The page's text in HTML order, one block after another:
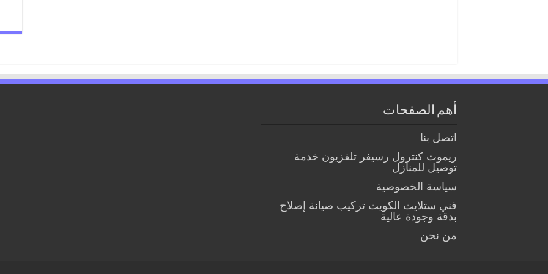
أهم الصفحات
اتصل بنا
ريموت كنترول رسيفر تلفزيون خدمة
توصيل للمنازل
سياسة الخصوصية
فني ستلايت الكويت تركيب صيانة إصلاح
بدقة وجودة عالية
من نحن